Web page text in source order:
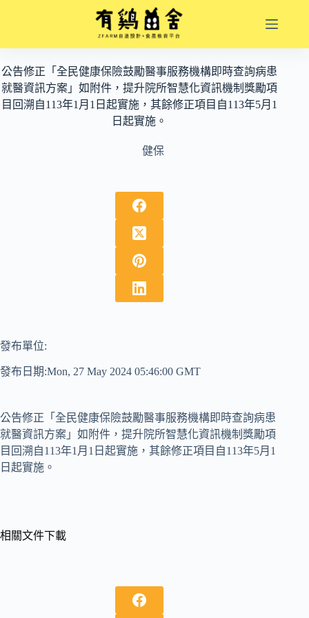
內
容
公告修正「全民健康保險鼓勵醫事服務機構即時查詢病患
就醫資訊方案」如附件，提升院所智慧化資訊機制獎勵項
目回溯自113年1月1日起實施，其餘修正項目自113年5月1
日起實施。
健保
發布單位:
發布日期:Mon, 27 May 2024 05:46:00 GMT
公告修正「全民健康保險鼓勵醫事服務機構即時查詢病患
就醫資訊方案」如附件，提升院所智慧化資訊機制獎勵項
目回溯自113年1月1日起實施，其餘修正項目自113年5月1
日起實施。
相關文件下載